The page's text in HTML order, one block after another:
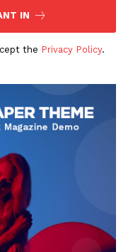
IN
the Privacy Policy.